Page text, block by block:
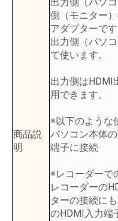
商品説
明
側（モニター
アダプターです
出力側（パソ
て使います。
出力側はHDMI
用できます。
※以下のような
パソコン本体
端子に接続
※レコーダーで
レコーダーの
ターの接続に
のHDMI入力端